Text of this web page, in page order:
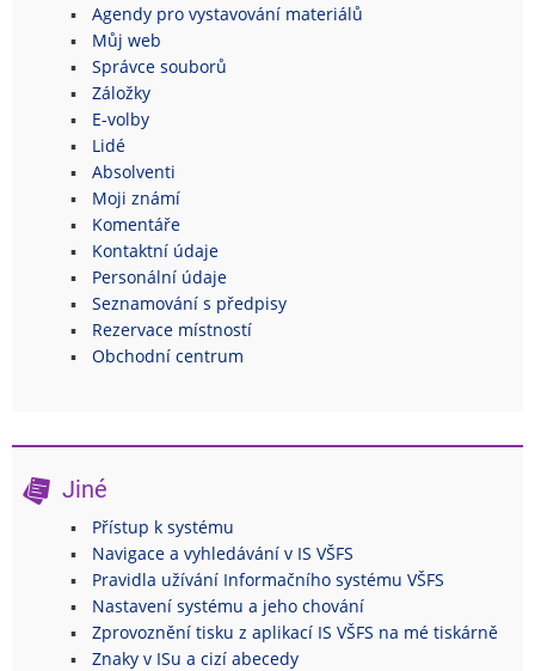
Agendy pro vystavování materiálů
Můj web
Správce souborů
Záložky
E-volby
Lidé
Absolventi
Moji známí
Komentáře
Kontaktní údaje
Personální údaje
Seznamování s předpisy
Rezervace místností
Obchodní centrum
Jiné
Přístup k systému
Navigace a vyhledávání v IS VŠFS
Pravidla užívání Informačního systému VŠFS
Nastavení systému a jeho chování
Zprovoznění tisku z aplikací IS VŠFS na mé tiskárně
Znaky v ISu a cizí abecedy